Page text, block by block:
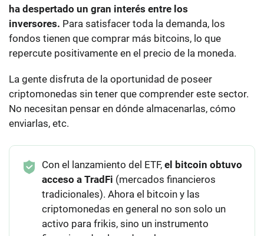
ha despertado un gran interés entre los
inversores. Para satisfacer toda la demanda, los
fondos tienen que comprar más bitcoins, lo que
repercute positivamente en el precio de la moneda.
La gente disfruta de la oportunidad de poseer
criptomonedas sin tener que comprender este sector.
No necesitan pensar en dónde almacenarlas, cómo
enviarlas, etc.
Con el lanzamiento del ETF, el bitcoin obtuvo
acceso a TradFi (mercados financieros
tradicionales). Ahora el bitcoin y las
criptomonedas en general no son solo un
activo para frikis, sino un instrumento